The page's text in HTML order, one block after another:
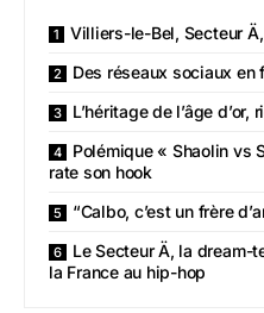
Villiers-le-Bel, Secteur Ä,
Des réseaux sociaux
L’héritage de l’âge d’or,
Polémique « Shaolin vs
rate son hook
“Calbo, c’est un frère
Le Secteur Ä, la dream-
la France au hip-hop